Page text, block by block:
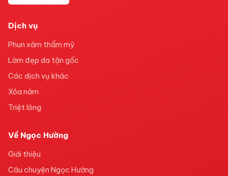
Dịch vụ
Phun xăm thẩm mỹ
Làm đẹp da tận gốc
Các dịch vụ khác
Xóa nám
Triệt lông
Về Ngọc Hường
Giới thiệu
Câu chuyện Ngọc Hường